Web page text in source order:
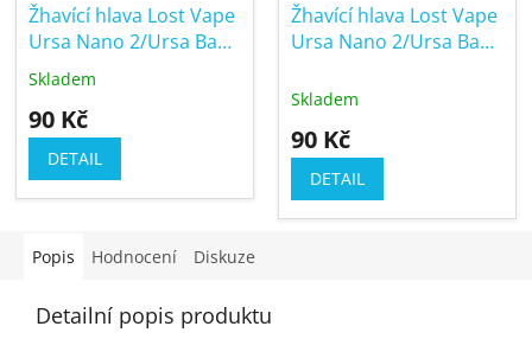
Žhavící hlava Lost Vape
Ursa Nano 2/Ursa Baby
2/Ursa Nano Pro 2 POD
V2
Průměrné
produktu
5,0
z
Skladem
90 Kč
DETAIL
Žhavící hlava Lost Vape
Ursa Nano 2/Ursa Baby
V3
Skladem
90 Kč
DETAIL
Popis Hodnocení Diskuze
Detailní popis produktu